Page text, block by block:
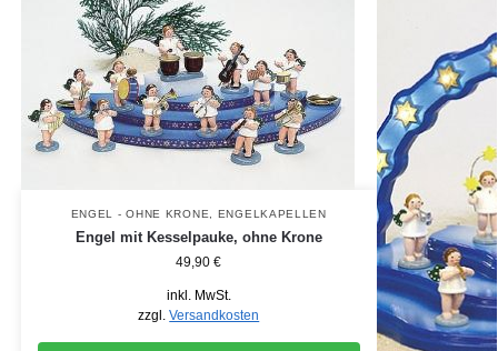
ENGEL - OHNE KRONE ENGELKAPELLEN
Engel mit Kesselpauke, ohne Krone
49,90€
inkl. MwSt.
zzgl.Versandkosten